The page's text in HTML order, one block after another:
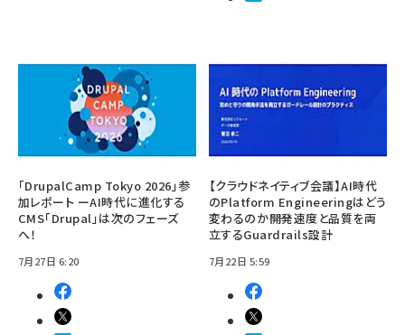
「DrupalCamp Tokyo 2026」参
加レポート ーAI時代に進化する
CMS「Drupal」は次のフェーズ
へ！
7月27日 6:20
【クラウドネイティブ会議】AI時代
のPlatform Engineeringはどう
変わるのか――開発速度と品質を両
立するGuardrails設計
7月22日 5:59